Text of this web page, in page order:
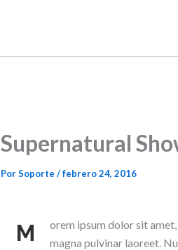
Supernatural
PorSoporte /febrero 24, 2016
M
orem ipsum dolor sit
magna pulvinar laoreet.